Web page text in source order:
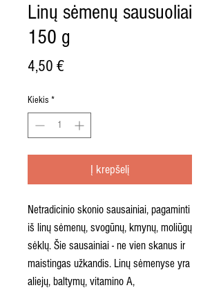
Linų sėmenų sausuoliai
150 g
4,50 €Price
Kiekis *
Į krepšelį
Netradicinio skonio sausainiai, pagaminti
iš linų sėmenų, svogūnų, kmynų, moliūgų
sėklų. Šie sausainiai - ne vien skanus ir
maistingas užkandis. Linų sėmenyse yra
aliejų, baltymų, vitamino A,